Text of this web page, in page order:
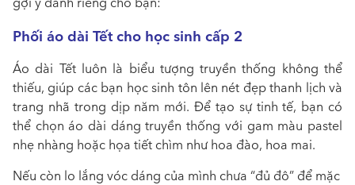
Phối áo dài Tết cho học sinh cấp 2
Áo dài Tết luôn là biểu tượng truyền thống không thể
thiếu, giúp các bạn học sinh tôn lên nét đẹp thanh lịch và
trang nhã trong dịp năm mới. Để tạo sự tinh tế, bạn có
thể chọn áo dài dáng truyền thống với gam màu pastel
nhẹ nhàng hoặc họa tiết chìm như hoa đào, hoa mai.
Nếu còn lo lắng vóc dáng của mình chưa “đủ đô” để mặc